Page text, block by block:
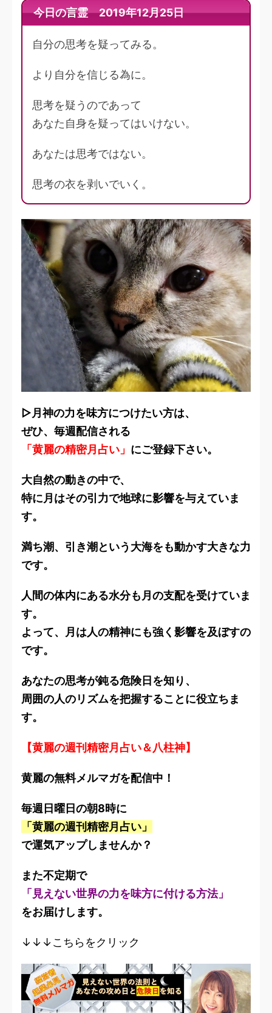
今日の言霊 2019年12月25日
自分の思考を疑ってみる。
より自分を信じる為に。
思考を疑うのであって
あなた自身を疑ってはいけない。
あなたは思考ではない。
思考の衣を剥いでいく。
▷月神の力を味方につけたい方は、
ぜひ、毎週配信される
「黄麗の精密月占い」 にご登録下さい。
大自然の動きの中で、
特に月はその引力で地球に影響を与えていま
す。
満ち潮、引き潮という大海をも動かす大きな力
です。
人間の体内にある水分も月の支配を受けていま
す。
よって、月は人の精神にも強く影響を及ぼすの
です。
あなたの思考が鈍る危険日を知り、
周囲の人のリズムを把握することに役立ちま
す。
【黄麗の週刊精密月占い＆八柱神】
黄麗の無料メルマガを配信中！
毎週日曜日の朝8時に
「黄麗の週刊精密月占い」
で運気アップしませんか？
また不定期で
「見えない世界の力を味方に付ける方法」
をお届けします。
↓↓↓こちらをクリック